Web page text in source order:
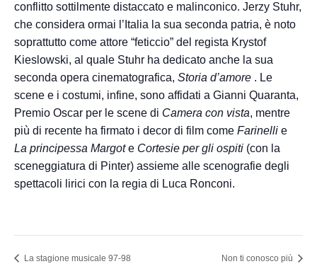
conflitto sottilmente distaccato e malinconico. Jerzy Stuhr,
che considera ormai l’Italia la sua seconda patria, è noto
soprattutto come attore “feticcio” del regista Krystof
Kieslowski, al quale Stuhr ha dedicato anche la sua
seconda opera cinematografica, Storia d’amore . Le
scene e i costumi, infine, sono affidati a Gianni Quaranta,
Premio Oscar per le scene di Camera con vista, mentre
più di recente ha firmato i decor di film come Farinelli e
La principessa Margote Cortesie per gli ospiti (con la
sceneggiatura di Pinter) assieme alle scenografie degli
spettacoli lirici con la regia di Luca Ronconi.
La stagione musicale 97-98 Non ti conosco più